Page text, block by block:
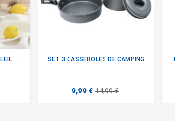
SET 3 CASSEROLES DE CAMPING
9,99 € 14,99 €